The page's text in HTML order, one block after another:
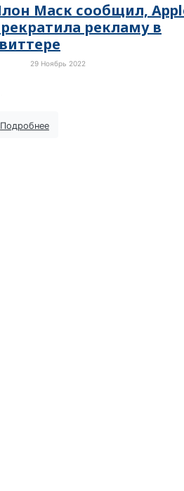
Маск сообщил,
рекламу в
29 Ноябрь 2022
Подробнее